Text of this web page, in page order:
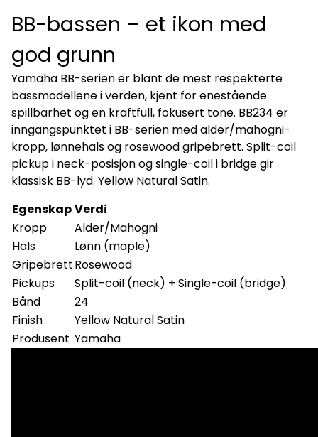
BB-bassen – et ikon med
god grunn
Yamaha BB-serien er blant de mest respekterte
bassmodellene i verden, kjent for enestående
spillbarhet og en kraftfull, fokusert tone. BB234 er
inngangspunktet i BB-serien med alder/mahogni-
kropp, lønnehals og rosewood gripebrett. Split-coil
pickup i neck-posisjon og single-coil i bridge gir
klassisk BB-lyd. Yellow Natural Satin.
EgenskapVerdi
Kropp
Alder/Mahogni
Hals
Lønn (maple)
GripebrettRosewood
Pickups
Split-coil (neck) + Single-coil (bridge)
Bånd
24
Finish
Yellow Natural Satin
Produsent Yamaha